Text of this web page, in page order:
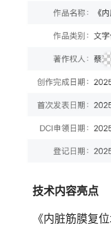
技术内容亮点
《内脏筋膜复位